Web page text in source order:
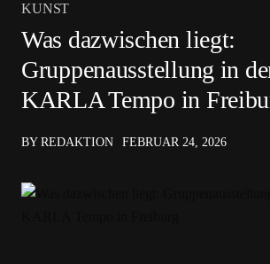
KUNST
Was dazwischen liegt:
Gruppenausstellung in
KARLA Tempo in
BY REDAKTION FEBRUAR 24, 2026